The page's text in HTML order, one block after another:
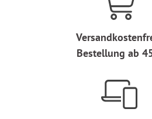
Bestellung ab